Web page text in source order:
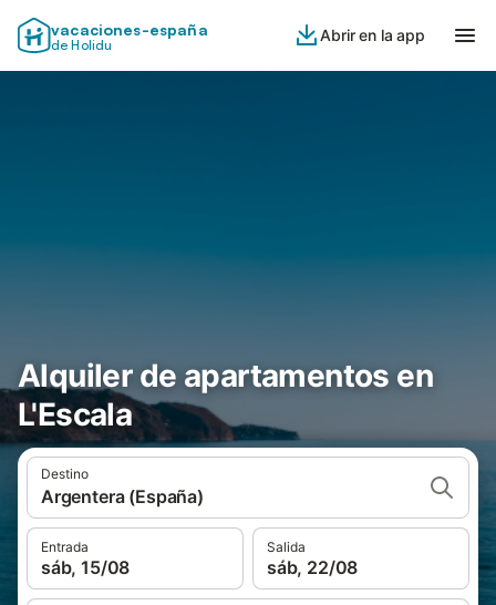
vacaciones-españa
de Holidu
Abrir en la app
Alquiler de apartamentos en
L'Escala
Destino
Argentera (España)
Entrada
sáb, 15/08
Salida
sáb, 22/08